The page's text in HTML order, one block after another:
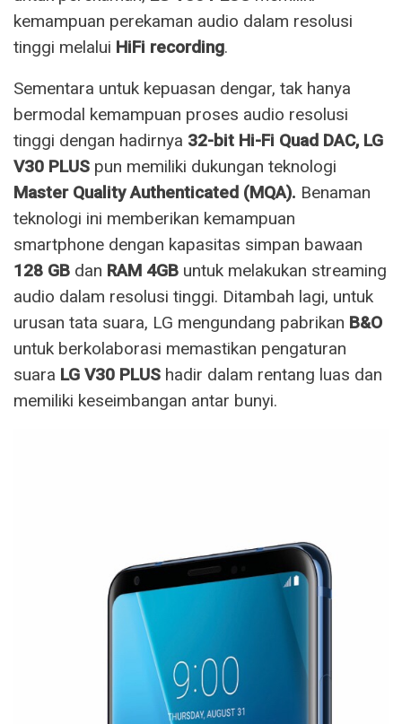
kemampuan perekaman audio dalam resolusi
tinggi melalui HiFi recording.
Sementara untuk kepuasan dengar, tak hanya
bermodal kemampuan proses audio resolusi
tinggi dengan hadirnya 32-bit Hi-Fi Quad DAC, LG
V30 PLUS pun memiliki dukungan teknologi
Master Quality Authenticated (MQA). Benaman
teknologi ini memberikan kemampuan
smartphone dengan kapasitas simpan bawaan
128 GB dan RAM 4GB untuk melakukan streaming
audio dalam resolusi tinggi. Ditambah lagi, untuk
urusan tata suara, LG mengundang pabrikan B&O
untuk berkolaborasi memastikan pengaturan
suara LG V30 PLUS hadir dalam rentang luas dan
memiliki keseimbangan antar bunyi.